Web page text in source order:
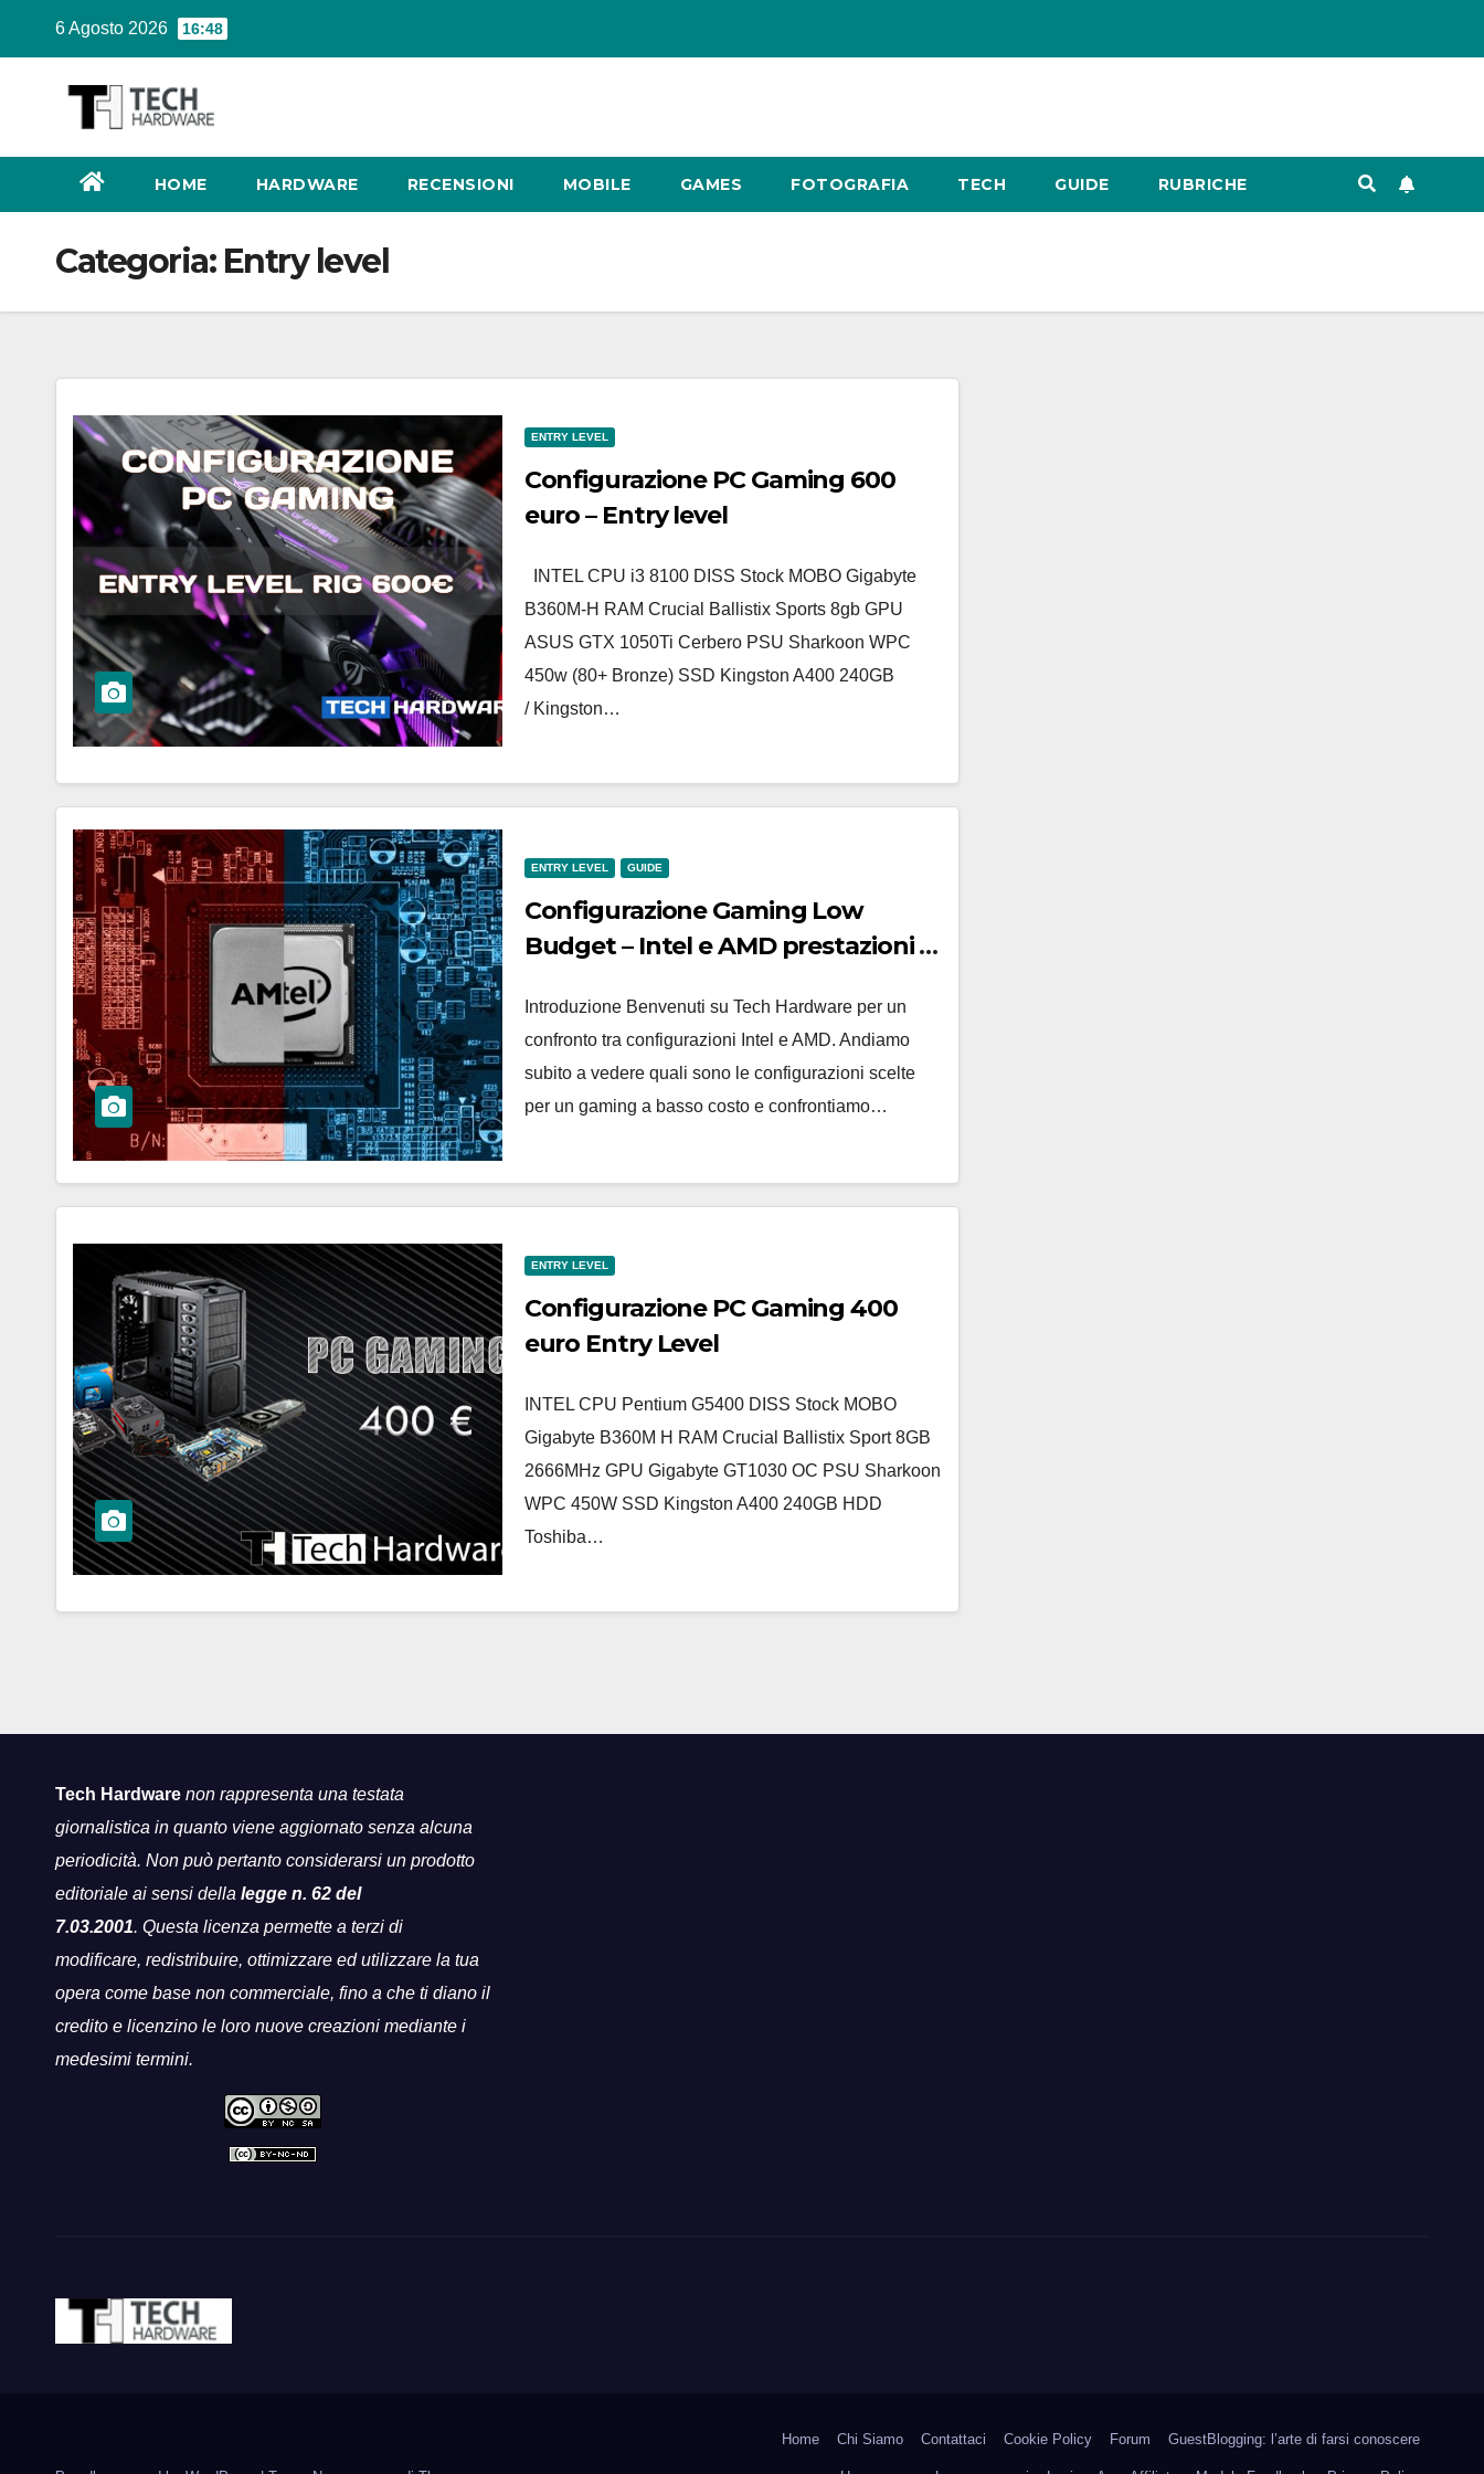
contenuto
6 Agosto 2026 16:48
HOME HARDWARE RECENSIONI MOBILE GAMES FOTOGRAFIA TECH GUIDE RUBRICHE
Categoria: Entry level
ENTRY LEVEL
Configurazione PC Gaming 600
euro – Entry level
INTEL CPU i3 8100 DISS Stock MOBO Gigabyte
B360M-H RAM Crucial Ballistix Sports 8gb GPU
ASUS GTX 1050Ti Cerbero PSU Sharkoon WPC
450w (80+ Bronze) SSD Kingston A400 240GB
/ Kingston…
ENTRY LEVEL GUIDE
Configurazione Gaming Low
Budget – Intel e AMD prestazioni a
Introduzione Benvenuti su Tech Hardware per un
confronto tra configurazioni Intel e AMD. Andiamo
subito a vedere quali sono le configurazioni scelte
per un gaming a basso costo e confrontiamo…
ENTRY LEVEL
Configurazione PC Gaming 400
euro Entry Level
INTEL CPU Pentium G5400 DISS Stock MOBO
Gigabyte B360M H RAM Crucial Ballistix Sport 8GB
2666MHz GPU Gigabyte GT1030 OC PSU Sharkoon
WPC 450W SSD Kingston A400 240GB HDD
Toshiba…
Tech Hardware non rappresenta una testata
giornalistica in quanto viene aggiornato senza alcuna
periodicità. Non può pertanto considerarsi un prodotto
editoriale ai sensi della legge n. 62 del
7.03.2001. Questa licenza permette a terzi di
modificare, redistribuire, ottimizzare ed utilizzare la tua
opera come base non commerciale, fino a che ti diano il
credito e licenzino le loro nuove creazioni mediante i
medesimi termini.
Home Chi Siamo Contattaci Cookie Policy Forum GuestBlogging: l’arte di farsi conoscere